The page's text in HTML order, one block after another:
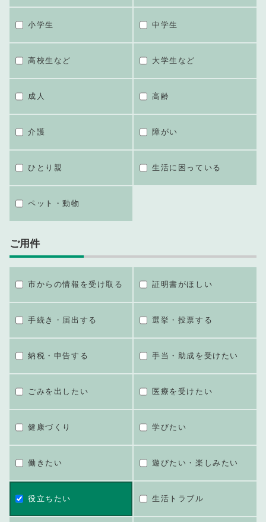
小学生 中学生
高校生など 大学生など
成人 高齢
介護 障がい
ひとり親 生活に困っている
ペット・動物
ご用件
市からの情報を受け取る 証明書がほしい
手続き・届出する 選挙・投票する
納税・申告する 手当・助成を受けたい
ごみを出したい 医療を受けたい
健康づくり 学びたい
働きたい 遊びたい・楽しみたい
役立ちたい 生活トラブル